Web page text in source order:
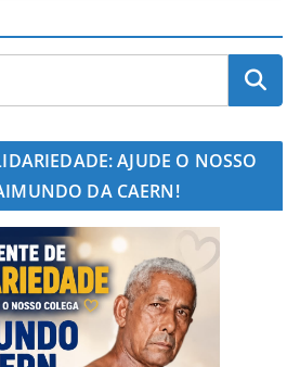
AJUDE O NOSSO
DA CAERN!